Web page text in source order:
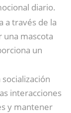
diario.
a través de la
una mascota
un
interacciones
y mantener